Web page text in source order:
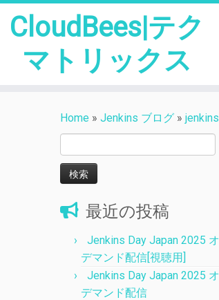
CloudBees|テク
マトリックス
Home » Jenkins ブログ » jenkins
索:
最近の投稿
Jenkins Day Japan 2025
デマンド配信[視聴用]
Jenkins Day Japan 2025
デマンド配信